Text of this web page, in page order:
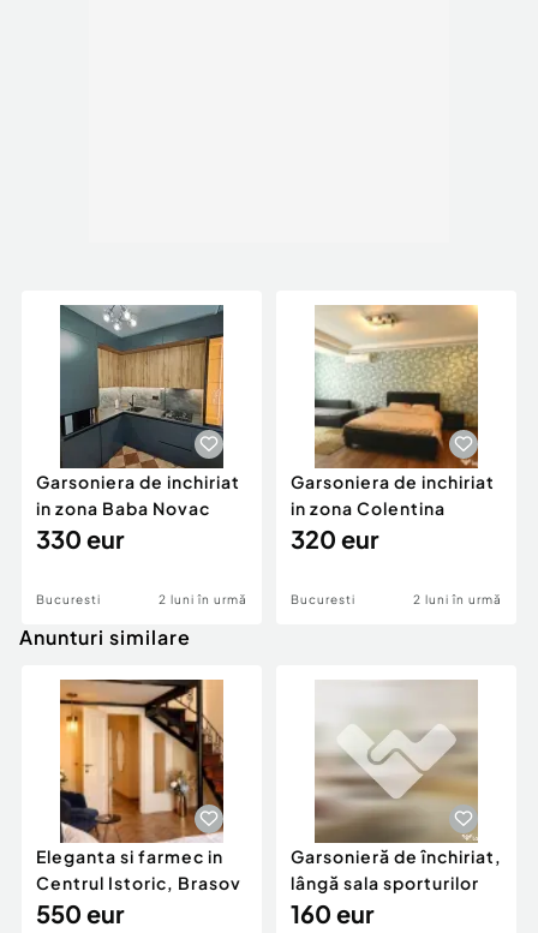
Garsoniera de inchiriat
in zona Baba Novac
330 eur
Bucuresti 2 luni în urmă
Garsoniera de inchiriat
in zona Colentina
320 eur
Bucuresti 2 luni în urmă
Anunturi similare
Eleganta si farmec in
Centrul Istoric, Brasov
550 eur
Garsonieră de închiriat,
lângă sala sporturilor
160 eur